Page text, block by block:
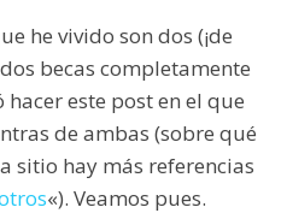
he vivido son dos (¡de
becas completamente
este post en el que
de ambas (sobre qué
sitio hay más referencias
«). Veamos pues.